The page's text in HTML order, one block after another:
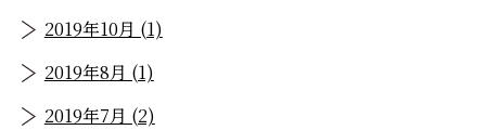
2019年10月 (1)
2019年8月 (1)
2019年7月 (2)